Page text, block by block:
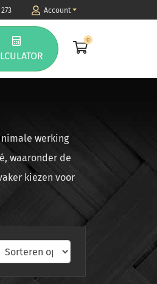
Account
0
werking
waaronder de
kiezen voor